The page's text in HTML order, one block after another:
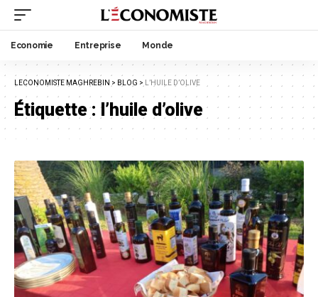
Economie Entreprise Monde
LECONOMISTE MAGHREBIN > BLOG > L’HUILE D’OLIVE
Étiquette :l’huile d’olive